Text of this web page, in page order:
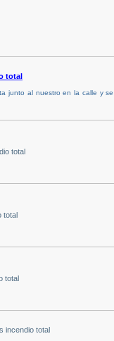
total
junto al nuestro en la calle y
total
total
total
incendio total